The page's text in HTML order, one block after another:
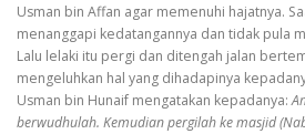
Usman bin Affan agar memenuhi hajatnya.
menanggapi kedatangannya dan tidak pula
Lalu lelaki itu pergi dan ditengah jalan
mengeluhkan hal yang dihadapinya
Usman bin Hunaif mengatakan kepadanya:
berwudhulah. Kemudian pergilah ke masjid